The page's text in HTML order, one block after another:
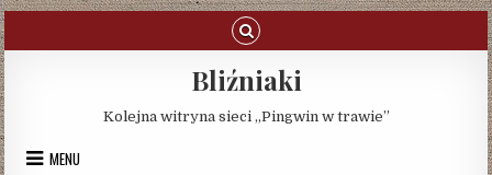
Skip
to
content
Bliźniaki
Kolejna witryna sieci „Pingwin w trawie”
MENU